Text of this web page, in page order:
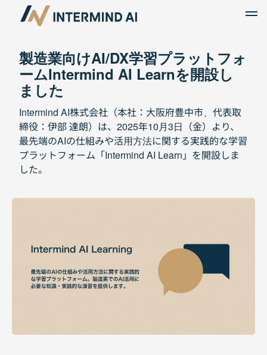
製造業向けAI/DX学習プラットフォ
ームIntermind AI Learnを開設し
ました
Intermind AI株式会社（本社：大阪府豊中市、代表取
締役：伊部 達朗）は、2025年10月3日（金）より、
最先端のAIの仕組みや活用方法に関する実践的な学習
プラットフォーム「Intermind AI Learn」を開設しま
した。